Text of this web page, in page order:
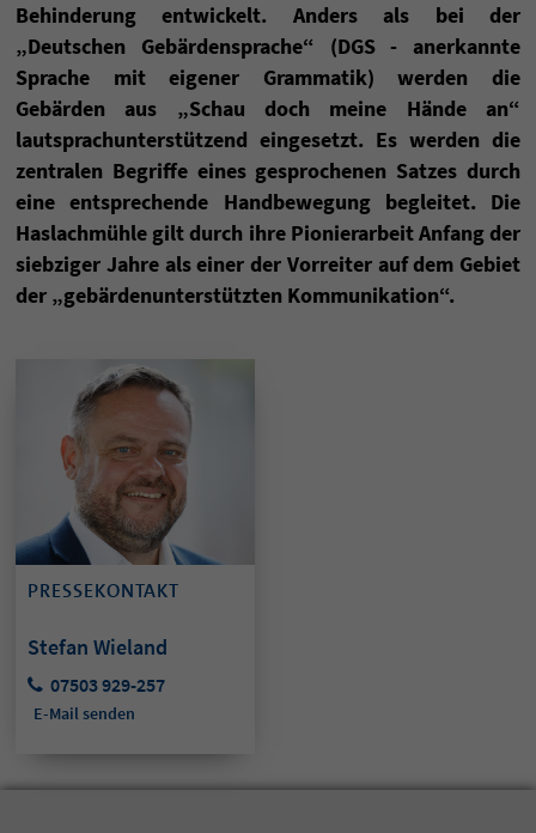
Behinderung entwickelt. Anders als bei der
„Deutschen Gebärdensprache“ (DGS - anerkannte
Sprache mit eigener Grammatik) werden die
Gebärden aus „Schau doch meine Hände an“
lautsprachunterstützend eingesetzt. Es werden die
zentralen Begriffe eines gesprochenen Satzes durch
eine entsprechende Handbewegung begleitet. Die
Haslachmühle gilt durch ihre Pionierarbeit Anfang der
siebziger Jahre als einer der Vorreiter auf dem Gebiet
der „gebärdenunterstützten Kommunikation“.
PRESSEKONTAKT
Stefan Wieland
07503 929-257
E-Mail senden